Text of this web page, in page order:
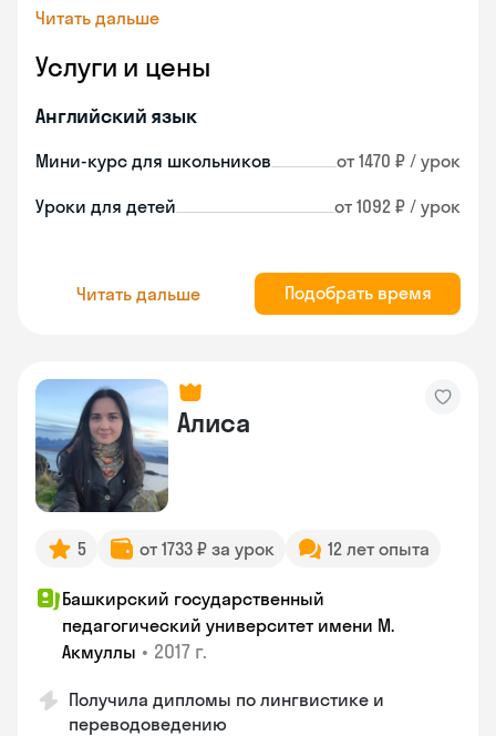
Читать дальше
Услуги и цены
Английский язык
Мини-курс для школьников от 1470 ₽ / урок
Уроки для детей от 1092 ₽ / урок
Читать дальше Подобрать время
Алиса
5 от 1733 ₽ за урок 12 лет опыта
Башкирский государственный
педагогический университет имени М.
Акмуллы • 2017 г.
Получила дипломы по лингвистике и
переводоведению